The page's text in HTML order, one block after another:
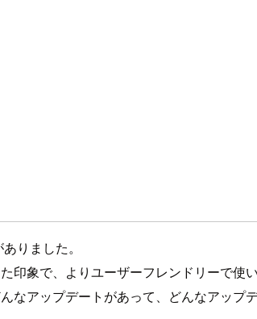
りました。
印象で、よりユーザーフレンドリーで使
なアップデートがあって、どんなアップ